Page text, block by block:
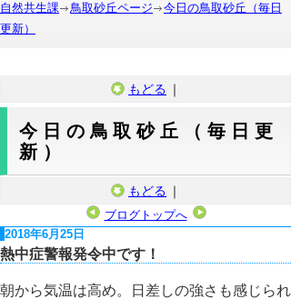
自然共生課
鳥取砂丘ページ
今日の鳥取砂丘（毎日
更新）
もどる ｜
今日の鳥取砂丘（毎日更
新）
もどる ｜
ブログトップへ
2018年6月25日
熱中症警報発令中です！
朝から気温は高め。日差しの強さも感じられ